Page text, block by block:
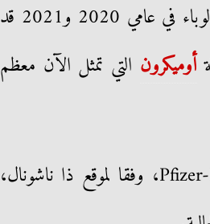
والدلتا التي أدت إلى تفاقم الوباء في عامي 2020 و2021 قد
أوميكرون التي تمثل الآن معظم
قال أوجور شاهين، أحد مبتكري لقاح Pfizer-BioNTech، وفقا لموقع ذا ناشونال،